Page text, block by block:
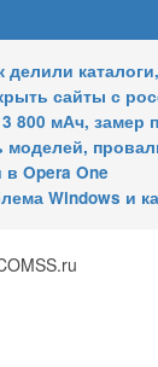
делили
сайты с
800 мАч, замер
Opera One
Windows и